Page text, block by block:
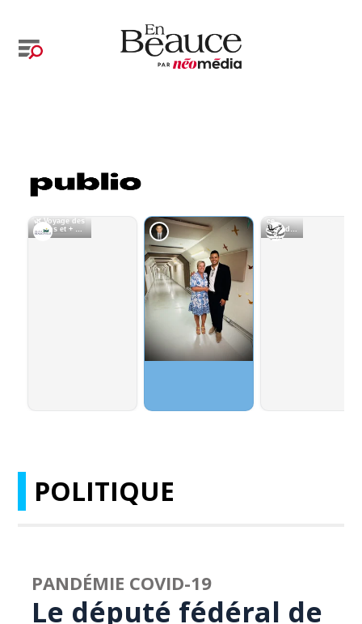
POLITIQUE
PANDÉMIE COVID-19
Le député fédéral de